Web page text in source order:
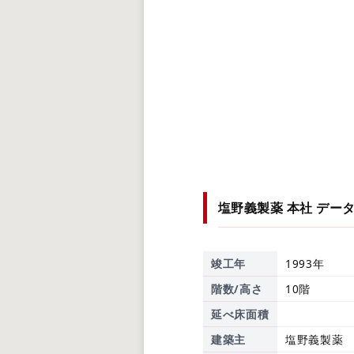
塩野義製薬 本社 デー
竣工年
1993年
階数/高さ
10階
延べ床面積
建築主
塩野義製薬